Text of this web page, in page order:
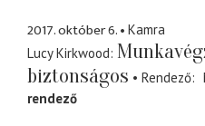
2017. október 6.
Kamra
Lucy Kirkwood
biztonságos
Rendező
rendező